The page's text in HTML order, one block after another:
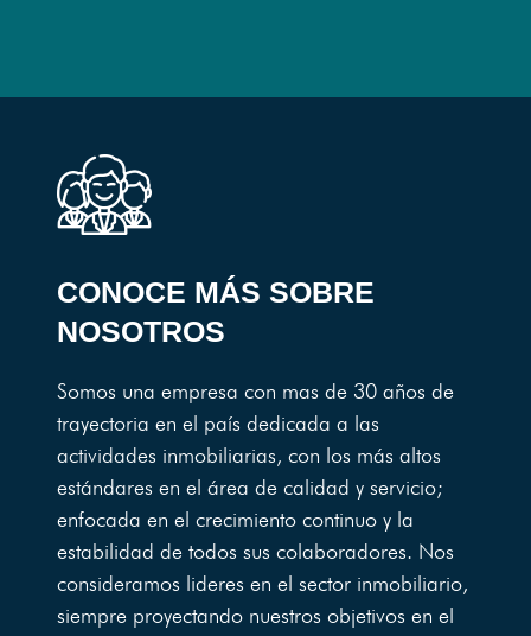
CONOCE MÁS SOBRE
NOSOTROS
Somos una empresa con mas de 30 años de
trayectoria en el país dedicada a las
actividades inmobiliarias, con los más altos
estándares en el área de calidad y servicio;
enfocada en el crecimiento continuo y la
estabilidad de todos sus colaboradores. Nos
consideramos lideres en el sector inmobiliario,
siempre proyectando nuestros objetivos en el